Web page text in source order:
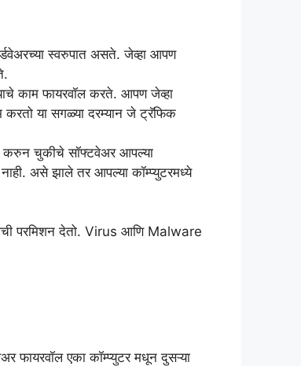
स्वरुपात असते. जेव्हा आपण
काम फायरवॉल करते. आपण जेव्हा
करतो या सगळ्या दरम्यान जे ट्रॅफिक
करुन चुकीचे सॉफ्टवेअर आपल्या
नाही. असे झाले तर आपल्या कॉम्प्युटरमध्ये
परमिशन देतो. Virus आणि Malware
फायरवॉल एका कॉम्प्युटर मधून दुसऱ्या